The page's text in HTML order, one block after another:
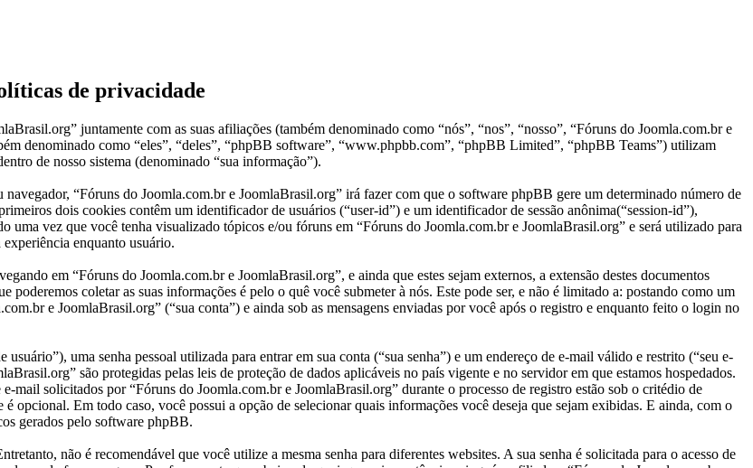
de privacidade
juntamente com as suas afiliações (também denominado como “nós”, “nos”, “nosso”, “Fóruns do Joomla.com.br e
denominado como “eles”, “deles”, “phpBB software”, “www.phpbb.com”, “phpBB Limited”, “phpBB Teams”) utilizam
de nosso sistema (denominado “sua informação”).
“Fóruns do Joomla.com.br e JoomlaBrasil.org” irá fazer com que o software phpBB gere um determinado número de
dois cookies contêm um identificador de usuários (“user-id”) e um identificador de sessão anônima(“session-id”),
vez que você tenha visualizado tópicos e/ou fóruns em “Fóruns do Joomla.com.br e JoomlaBrasil.org” e será utilizado para
enquanto usuário.
em “Fóruns do Joomla.com.br e JoomlaBrasil.org”, e ainda que estes sejam externos, a extensão destes documentos
poderemos coletar as suas informações é pelo o quê você submeter à nós. Este pode ser, e não é limitado a: postando como um
e JoomlaBrasil.org” (“sua conta”) e ainda sob as mensagens enviadas por você após o registro e enquanto feito o login no
uma senha pessoal utilizada para entrar em sua conta (“sua senha”) e um endereço de e-mail válido e restrito (“seu e-
são protegidas pelas leis de proteção de dados aplicáveis no país vigente e no servidor em que estamos hospedados.
mail solicitados por “Fóruns do Joomla.com.br e JoomlaBrasil.org” durante o processo de registro estão sob o critédio de
opcional. Em todo caso, você possui a opção de selecionar quais informações você deseja que sejam exibidas. E ainda, com o
gerados pelo software phpBB.
não é recomendável que você utilize a mesma senha para diferentes websites. A sua senha é solicitada para o acesso de